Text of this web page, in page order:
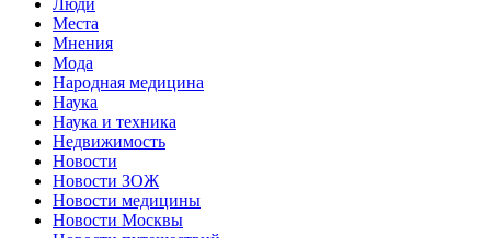
Места
Мнения
Мода
Народная медицина
Наука
Наука и техника
Недвижимость
Новости
Новости ЗОЖ
Новости медицины
Новости Москвы